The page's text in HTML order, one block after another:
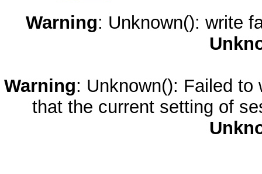
Warning: Unknown(): write
Warning: Unknown(): Failed
that the current setting of